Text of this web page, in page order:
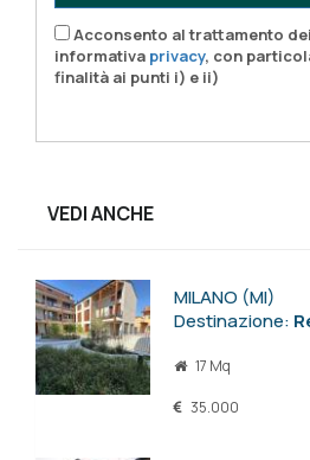
Acconsento al trattamento
informativa privacy, con
finalità ai punti i) e ii)
VEDI ANCHE
MILANO (MI)
Destinazione:
17 Mq
35.000